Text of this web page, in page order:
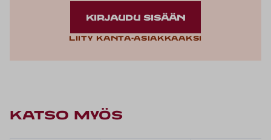
KIRJAUDU SISÄÄN
Liity kanta-asiakkaaksi
KATSO MYÖS